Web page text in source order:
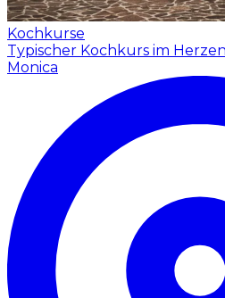
Kochkurse
Typischer Kochkurs im
Monica